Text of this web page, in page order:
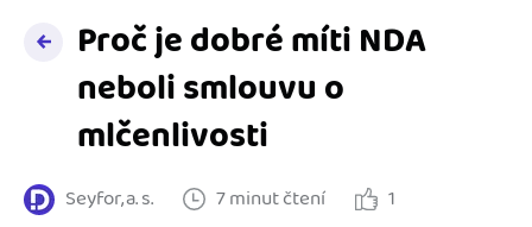
Online fakturace
Správa kontaktů
Hlídání cashflow
Spolupráce s účetní
Ceník
Vzdělání
Šablony faktur
Proč je dobré míti NDA
neboli smlouvu o
mlčenlivosti
Seyfor, a. s. 7 minut čtení 1